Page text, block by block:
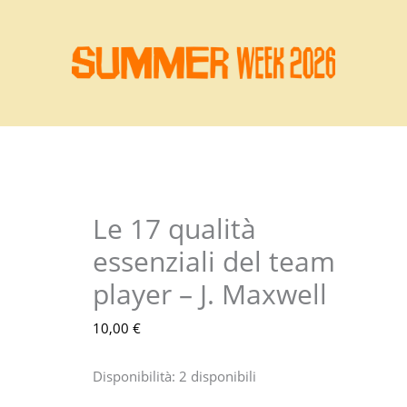
Le 17 qualità
essenziali del team
player – J. Maxwell
10,00 €
Disponibilità: 2 disponibili
Le
qualità
essenziali
del
player